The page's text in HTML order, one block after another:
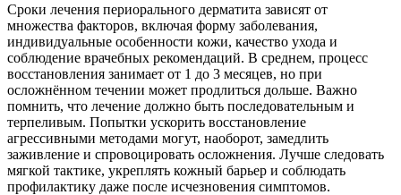
Сроки лечения периорального дерматита зависят от
множества факторов, включая форму заболевания,
индивидуальные особенности кожи, качество ухода и
соблюдение врачебных рекомендаций. В среднем, процесс
восстановления занимает от 1 до 3 месяцев, но при
осложнённом течении может продлиться дольше. Важно
помнить, что лечение должно быть последовательным и
терпеливым. Попытки ускорить восстановление
агрессивными методами могут, наоборот, замедлить
заживление и спровоцировать осложнения. Лучше следовать
мягкой тактике, укреплять кожный барьер и соблюдать
профилактику даже после исчезновения симптомов.